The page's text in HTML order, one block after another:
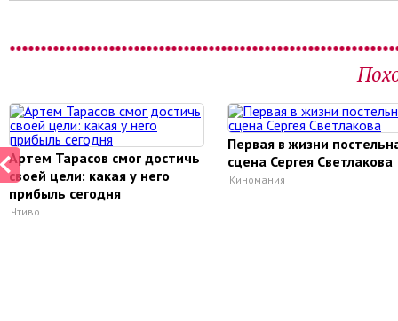
Артем Тарасов смог достичь
своей цели: какая у него
прибыль сегодня
Чтиво
Первая в жизни
сцена Сергея Светлакова
Киномания